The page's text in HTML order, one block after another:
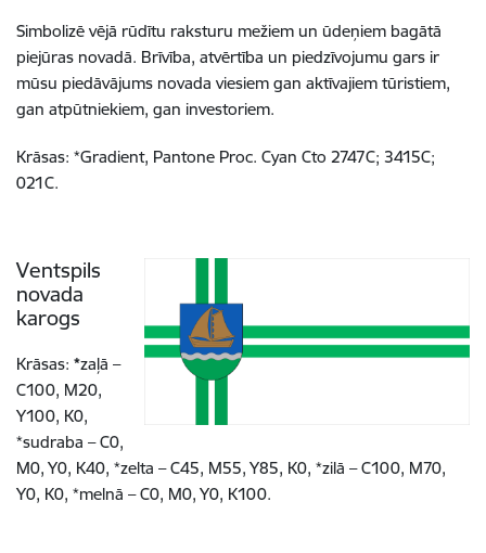
Simbolizē vējā rūdītu raksturu mežiem un ūdeņiem bagātā
piejūras novadā. Brīvība, atvērtība un piedzīvojumu gars ir
mūsu piedāvājums novada viesiem gan aktīvajiem tūristiem,
gan atpūtniekiem, gan investoriem.
Krāsas: *Gradient, Pantone Proc. Cyan Cto 2747C; 3415C;
021C.
Ventspils
novada
karogs
Krāsas: *zaļā –
C100, M20,
Y100, K0,
*sudraba – C0,
M0, Y0, K40, *zelta – C45, M55, Y85, K0, *zilā – C100, M70,
Y0, K0, *melnā –C0, M0, Y0, K100.